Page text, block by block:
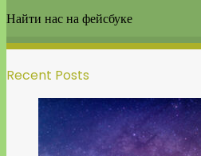
Найти нас на фейсбуке
Recent Posts